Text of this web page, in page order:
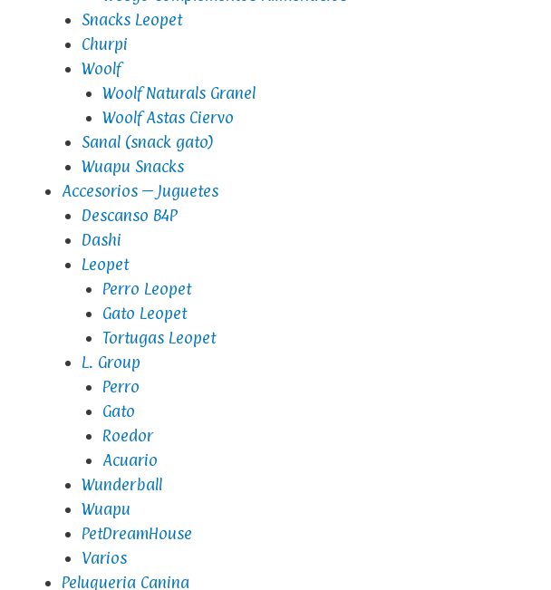
Snacks Leopet
Churpi
Woolf
Woolf Naturals Granel
Woolf Astas Ciervo
Sanal (snack gato)
Wuapu Snacks
Accesorios – Juguetes
Descanso B4P
Dashi
Leopet
Perro Leopet
Gato Leopet
Tortugas Leopet
L. Group
Perro
Gato
Roedor
Acuario
Wunderball
Wuapu
PetDreamHouse
Varios
Peluqueria Canina